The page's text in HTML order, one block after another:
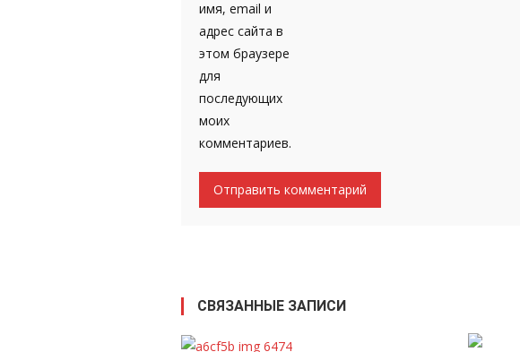
имя, email и
адрес сайта в
этом браузере
для
последующих
моих
комментариев.
СВЯЗАННЫЕ ЗАПИСИ